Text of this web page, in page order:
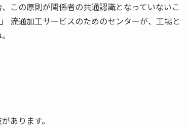
この原則が関係者の共通認識となっていないこ
流通加工サービスのためのセンターが、工場と
あります。